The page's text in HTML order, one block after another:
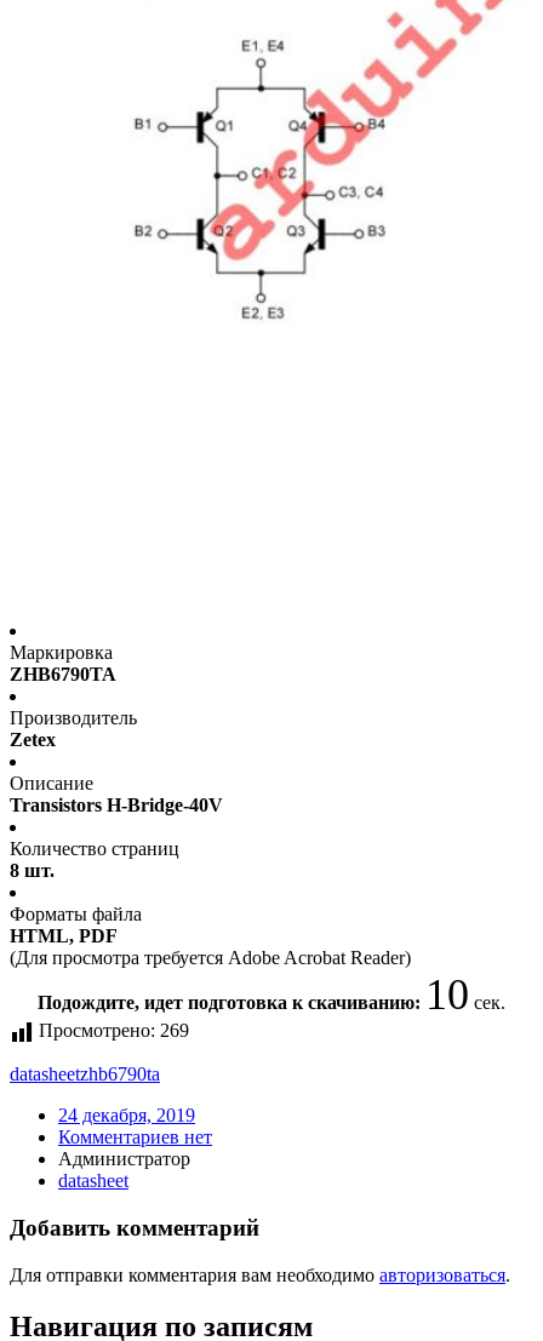
Маркировка
ZHB6790TA
Производитель
Zetex
Описание
Transistors H-Bridge-40V
Количество страниц
8 шт.
Форматы файла
HTML, PDF
(Для просмотра требуется Adobe Acrobat Reader)
Подождите, идет подготовка к скачиванию: 10 сек.
Просмотрено: 269
datasheetzhb6790ta
24 декабря, 2019
Комментариев нет
Администратор
datasheet
Добавить комментарий
Для отправки комментария вам необходимо авторизоваться.
Навигация по записям